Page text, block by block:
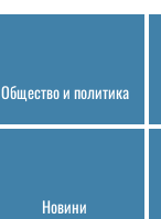
Общество и политика
Новини